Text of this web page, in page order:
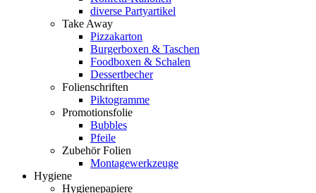
diverse Partyartikel
Take Away
Pizzakarton
Burgerboxen & Taschen
Foodboxen & Schalen
Dessertbecher
Folienschriften
Piktogramme
Promotionsfolie
Bubbles
Pfeile
Zubehör Folien
Montagewerkzeuge
Hygiene
Hygienepapiere